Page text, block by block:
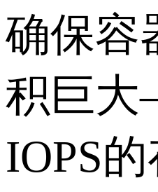
确保容
积巨
IOPS